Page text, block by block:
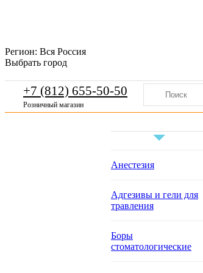
Регион: Вся Россия
Выбрать город
+7 (812) 655-50-50
Розничный магазин
Анестезия
Адгезивы и гели для
травления
Боры
стоматологические